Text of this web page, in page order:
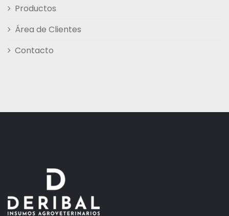
Productos
Área de Clientes
Contacto